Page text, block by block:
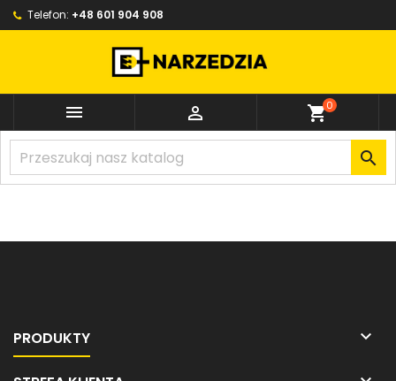
Telefon: +48 601 904 908
  shopping_cart0

PRODUKTY 